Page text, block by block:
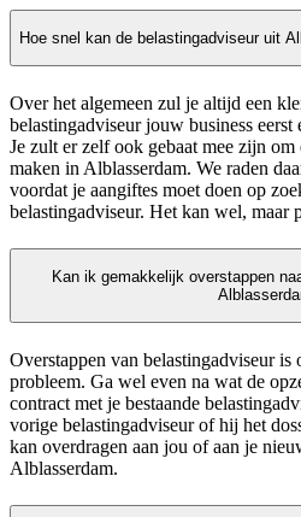
Hoe snel kan de belastingadviseur uit
Over het algemeen zul je altijd een
belastingadviseur jouw business eerst
Je zult er zelf ook gebaat mee zijn
maken in Alblasserdam. We raden
voordat je aangiftes moet doen op
belastingadviseur. Het kan wel, maar
Kan ik gemakkelijk overstappen
Overstappen van belastingadviseur is
probleem. Ga wel even na wat de
contract met je bestaande
vorige belastingadviseur of hij het
kan overdragen aan jou of aan je
Alblasserdam.